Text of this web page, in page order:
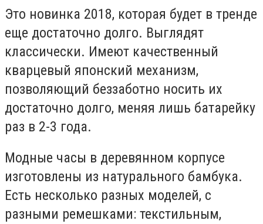
Это новинка 2018, которая будет в тренде
еще достаточно долго. Выглядят
классически. Имеют качественный
кварцевый японский механизм,
позволяющий беззаботно носить их
достаточно долго, меняя лишь батарейку
раз в 2-3 года.
Модные часы в деревянном корпусе
изготовлены из натурального бамбука.
Есть несколько разных моделей, с
разными ремешками: текстильным,